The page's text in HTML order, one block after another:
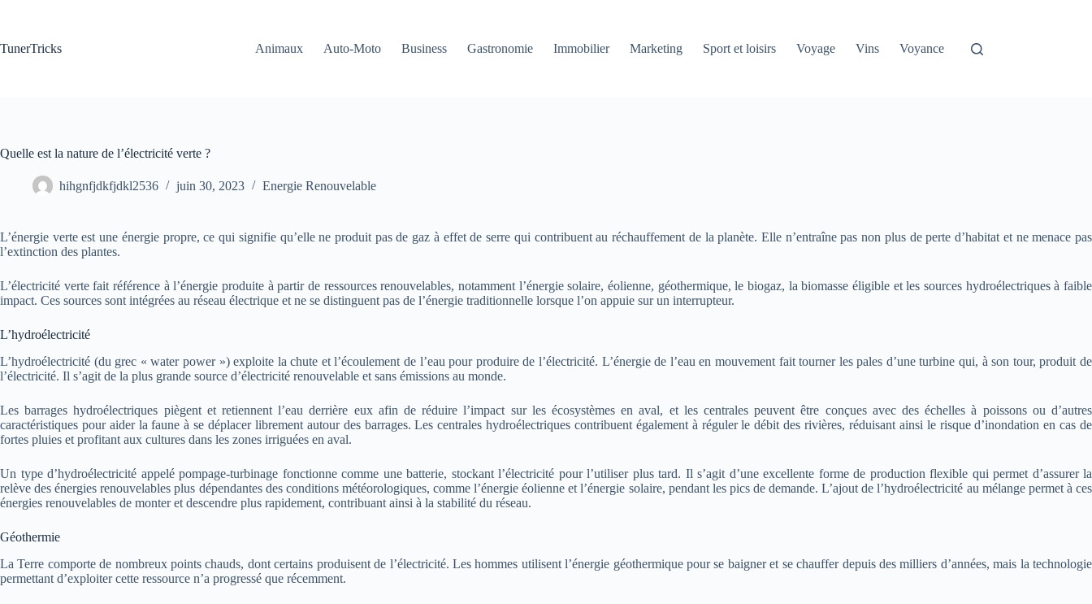
TunerTricks
Animaux Auto-Moto Business Gastronomie Immobilier Marketing Sport et loisirs Voyage Vins Voyance
Quelle est la nature de l’électricité verte ?
hihgnfjdkfjdkl2536 juin 30, 2023 Energie Renouvelable
L’énergie verte est une énergie propre, ce qui signifie qu’elle ne produit pas de gaz à effet de serre qui contribuent au réchauffement de la planète. Elle n’entraîne pas non plus de perte d’habitat et ne menace pas
l’extinction des plantes.
L’électricité verte fait référence à l’énergie produite à partir de ressources renouvelables, notamment l’énergie solaire, éolienne, géothermique, le biogaz, la biomasse éligible et les sources hydroélectriques à faible
impact. Ces sources sont intégrées au réseau électrique et ne se distinguent pas de l’énergie traditionnelle lorsque l’on appuie sur un interrupteur.
L’hydroélectricité
L’hydroélectricité (du grec « water power ») exploite la chute et l’écoulement de l’eau pour produire de l’électricité. L’énergie de l’eau en mouvement fait tourner les pales d’une turbine qui, à son tour, produit de
l’électricité. Il s’agit de la plus grande source d’électricité renouvelable et sans émissions au monde.
Les barrages hydroélectriques piègent et retiennent l’eau derrière eux afin de réduire l’impact sur les écosystèmes en aval, et les centrales peuvent être conçues avec des échelles à poissons ou d’autres
caractéristiques pour aider la faune à se déplacer librement autour des barrages. Les centrales hydroélectriques contribuent également à réguler le débit des rivières, réduisant ainsi le risque d’inondation en cas de
fortes pluies et profitant aux cultures dans les zones irriguées en aval.
Un type d’hydroélectricité appelé pompage-turbinage fonctionne comme une batterie, stockant l’électricité pour l’utiliser plus tard. Il s’agit d’une excellente forme de production flexible qui permet d’assurer la
relève des énergies renouvelables plus dépendantes des conditions météorologiques, comme l’énergie éolienne et l’énergie solaire, pendant les pics de demande. L’ajout de l’hydroélectricité au mélange permet à ces
énergies renouvelables de monter et descendre plus rapidement, contribuant ainsi à la stabilité du réseau.
Géothermie
La Terre comporte de nombreux points chauds, dont certains produisent de l’électricité. Les hommes utilisent l’énergie géothermique pour se baigner et se chauffer depuis des milliers d’années, mais la technologie
permettant d’exploiter cette ressource n’a progressé que récemment.